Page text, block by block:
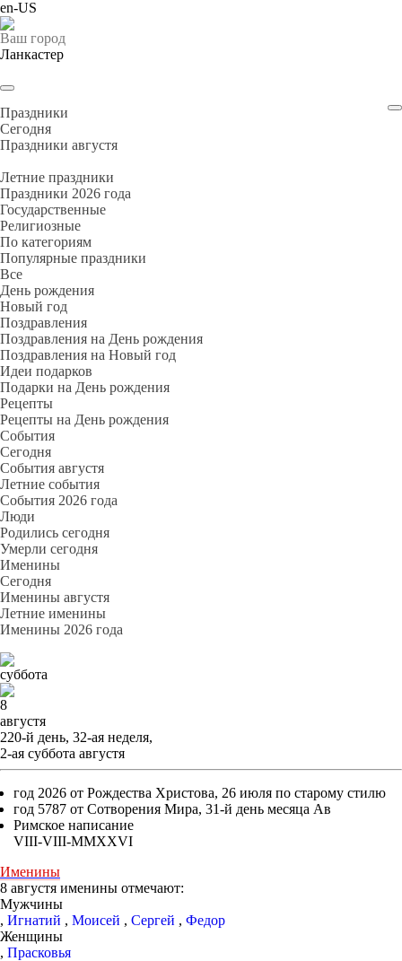
en-US
Ваш город
Ланкастер
Праздники
Cегодня
Праздники августя
Летние праздники
Праздники 2026 года
Государственные
Религиозные
По категориям
Популярные праздники
Все
День рождения
Новый год
Поздравления
Поздравления на День рождения
Поздравления на Новый год
Идеи подарков
Подарки на День рождения
Рецепты
Рецепты на День рождения
События
Cегодня
События августя
Летние события
События 2026 года
Люди
Родились сегодня
Умерли сегодня
Именины
Cегодня
Именины августя
Летние именины
Именины 2026 года
суббота
8
августя
220-й день, 32-ая неделя,
2-ая суббота августя
год 2026 от Рождества Христова, 26 июля по старому стилю
год 5787 от Сотворения Мира, 31-й день месяца Ав
Римское написание
VIII-VIII-MMXXVI
Именины
8 августя именины отмечают:
Мужчины
, Игнатий , Моисей , Сергей , Федор
Женщины
, Прасковья